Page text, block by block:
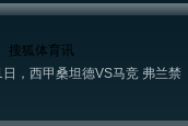
搜狐体育讯
西甲桑坦德VS马竞 弗兰禁